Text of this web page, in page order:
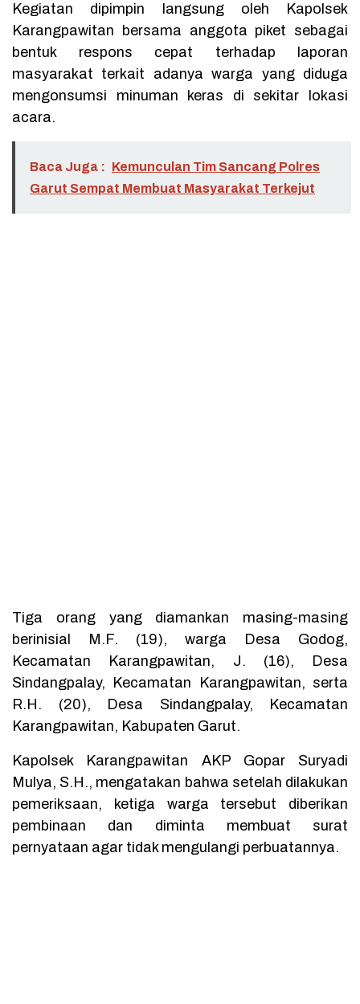
Kegiatan dipimpin langsung oleh Kapolsek
Karangpawitan bersama anggota piket sebagai
bentuk respons cepat terhadap laporan
masyarakat terkait adanya warga yang diduga
mengonsumsi minuman keras di sekitar lokasi
acara.
Baca Juga : Kemunculan Tim Sancang Polres
Garut Sempat Membuat Masyarakat Terkejut
Tiga orang yang diamankan masing-masing
berinisial M.F. (19), warga Desa Godog,
Kecamatan Karangpawitan, J. (16), Desa
Sindangpalay, Kecamatan Karangpawitan, serta
R.H. (20), Desa Sindangpalay, Kecamatan
Karangpawitan, Kabupaten Garut.
Kapolsek Karangpawitan AKP Gopar Suryadi
Mulya, S.H., mengatakan bahwa setelah dilakukan
pemeriksaan, ketiga warga tersebut diberikan
pembinaan dan diminta membuat surat
pernyataan agar tidak mengulangi perbuatannya.